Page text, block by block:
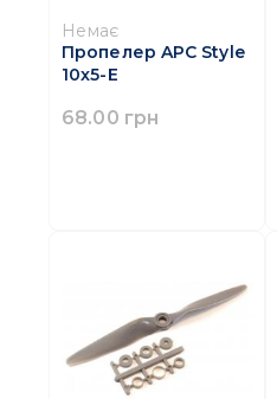
Немає
Пропелер APC Style
10x5-E
68.00 грн